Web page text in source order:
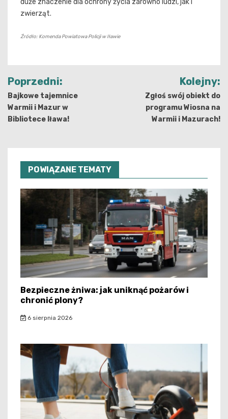
duże znaczenie dla ochrony życia zarówno ludzi, jak i
zwierząt.
Źródło: Komenda Powiatowa Policji w Iławie
Nawigacja
wpisu
Poprzedni:
Bajkowe tajemnice
Warmii i Mazur w
Bibliotece Iława!
Kolejny:
Zgłoś swój obiekt do
programu Wiosna na
Warmii i Mazurach!
POWIĄZANE TEMATY
Bezpieczne żniwa: jak uniknąć pożarów i
chronić plony?
6 sierpnia 2026